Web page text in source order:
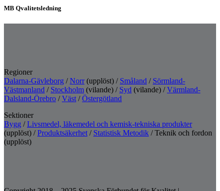
MB Qvalitetsledning
Regioner
Dalarna-Gävleborg /Norr (upplöst) / Småland / Sörmland-
Västmanland / Stockholm (vilande) / Syd (vilande) /Värmland-
Dalsland-Örebro /Väst /Östergötland
Sektioner
Bygg /Livsmedel, läkemedel och kemisk-tekniska produkter
(upplöst) /Produktsäkerhet / Statistisk Metodik / Teknik och fordon
(upplöst)